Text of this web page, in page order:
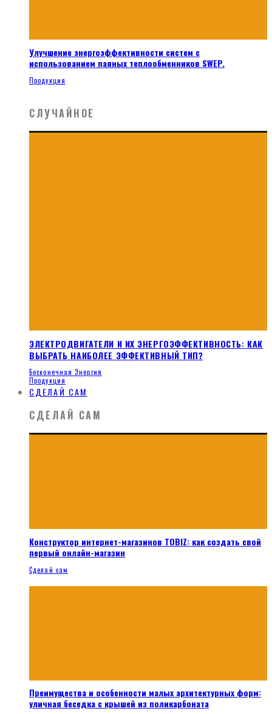
Улучшение энергоэффективности систем с
использованием паяных теплообменников SWEP.
Продукция
СЛУЧАЙНОЕ
ЭЛЕКТРОДВИГАТЕЛИ И ИХ ЭНЕРГОЭФФЕКТИВНОСТЬ: КАК
ВЫБРАТЬ НАИБОЛЕЕ ЭФФЕКТИВНЫЙ ТИП?
Бесконечная Энергия
Продукция
СДЕЛАЙ САМ
СДЕЛАЙ САМ
Конструктор интернет-магазинов TOBIZ: как создать свой
первый онлайн-магазин
Сделай сам
Преимущества и особенности малых архитектурных форм:
уличная беседка с крышей из поликарбоната